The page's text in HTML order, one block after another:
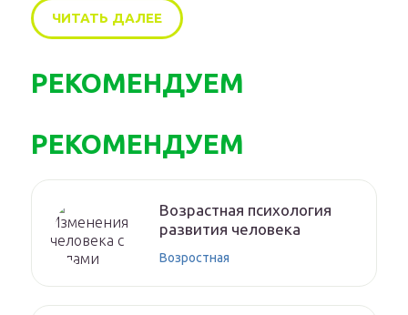
ЧИТАТЬ ДАЛЕЕ
РЕКОМЕНДУЕМ
РЕКОМЕНДУЕМ
Возрастная психология
развития человека
Возростная